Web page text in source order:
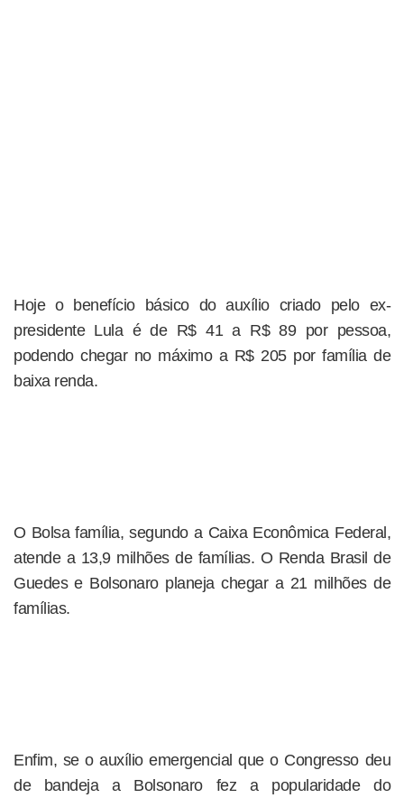
Hoje o benefício básico do auxílio criado pelo ex-
presidente Lula é de R$ 41 a R$ 89 por pessoa,
podendo chegar no máximo a R$ 205 por família de
baixa renda.
O Bolsa família, segundo a Caixa Econômica Federal,
atende a 13,9 milhões de famílias. O Renda Brasil de
Guedes e Bolsonaro planeja chegar a 21 milhões de
famílias.
Enfim, se o auxílio emergencial que o Congresso deu
de bandeja a Bolsonaro fez a popularidade do